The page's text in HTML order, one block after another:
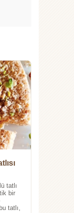
tatlı
bir
tatlı,